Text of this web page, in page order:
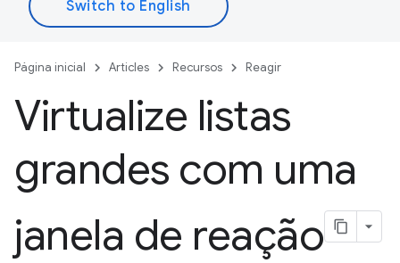
Página inicial Articles Recursos Reagir
Virtualize listas
grandes com uma
janela de reação